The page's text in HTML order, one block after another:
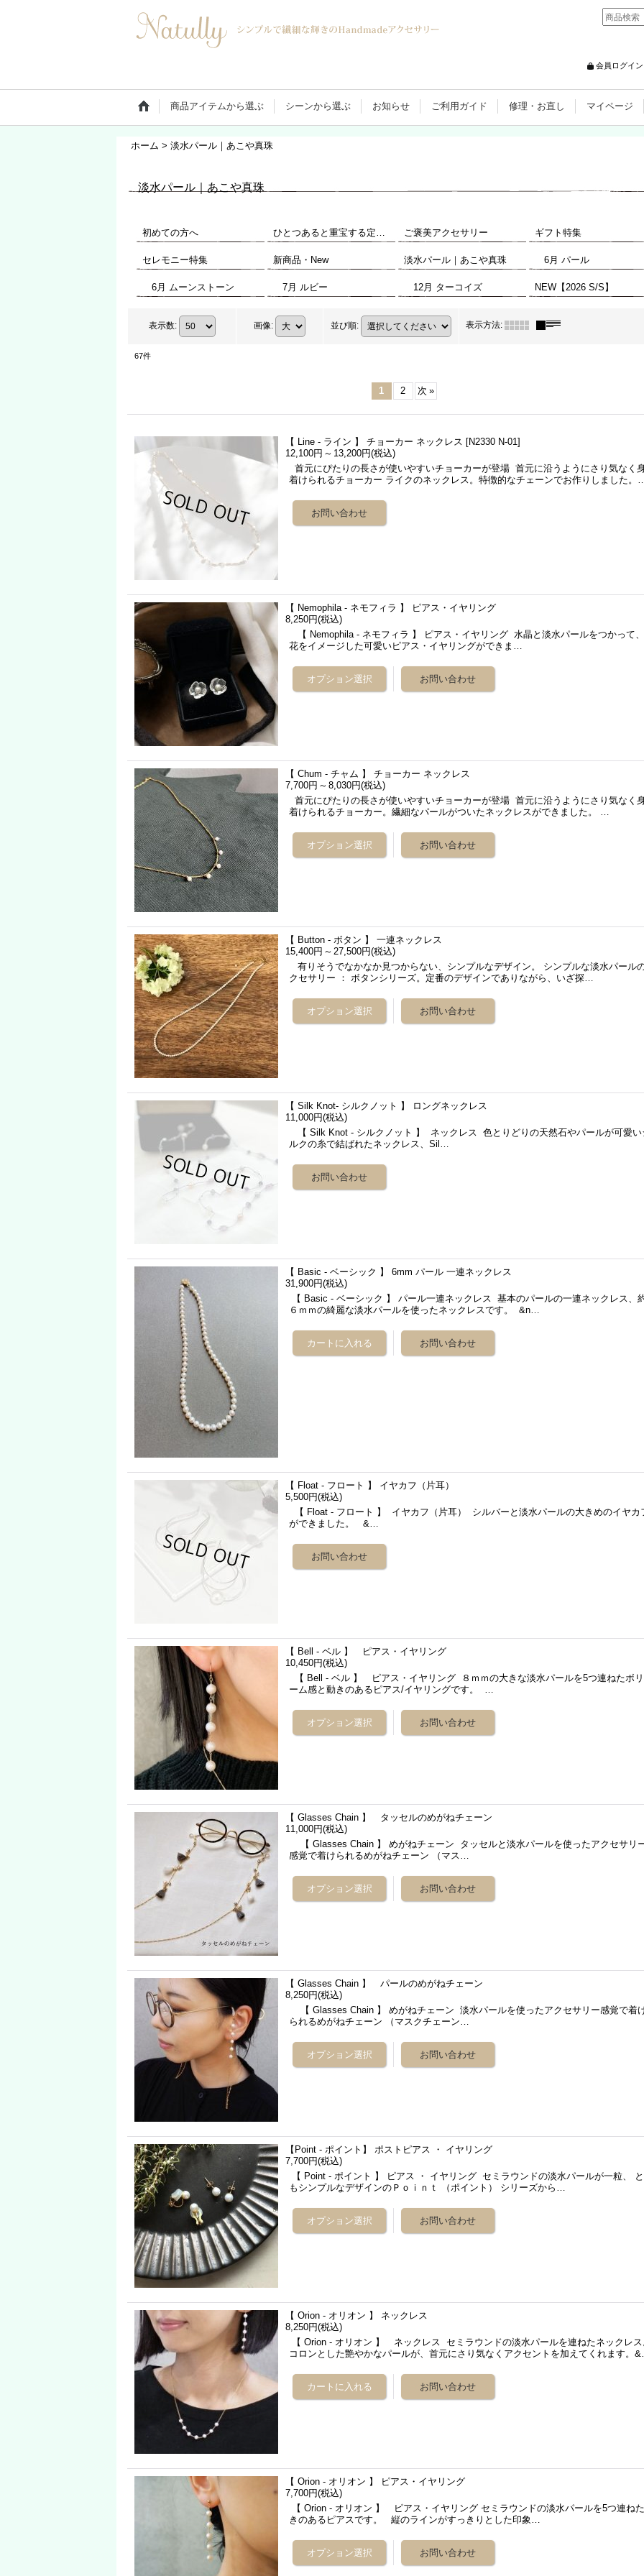
会員ログイン
商品アイテムから選ぶ シーンから選ぶ お知らせ ご利用ガイド 修理・お直し マイページ
ホーム > 淡水パール｜あこや真珠
淡水パール｜あこや真珠
初めての方へ ひとつあると重宝する定番アクセサリー ご褒美アクセサリー ギフト特集
セレモニー特集 新商品・New 淡水パール｜あこや真珠 6月 パール
6月 ムーンストーン 7月 ルビー 12月 ターコイズ NEW【2026 S/S】
表示数: 画像: 並び順: 表示方法:
67件
1 2 次 »
【 Line - ライン 】 チョーカー ネックレス [N2330 N-01]
12,100円 ～ 13,200円(税込)
首元にぴたりの長さが使いやすいチョーカーが登場 首元に沿うようにさり気なく
着けられるチョーカー ライクのネックレス。特徴的なチェーンでお作りしました。
【 Nemophila - ネモフィラ 】 ピアス・イヤリング
8,250円(税込)
【 Nemophila - ネモフィラ 】 ピアス・イヤリング 水晶と淡水パールをつかって
花をイメージした可愛いピアス・イヤリングができま…
【 Chum - チャム 】 チョーカー ネックレス
7,700円 ～ 8,030円(税込)
首元にぴたりの長さが使いやすいチョーカーが登場 首元に沿うようにさり気なく
着けられるチョーカー。繊細なパールがついたネックレスができました。 …
【 Button - ボタン 】 一連ネックレス
15,400円 ～ 27,500円(税込)
有りそうでなかなか見つからない、シンプルなデザイン。 シンプルな淡水パール
クセサリー ： ボタンシリーズ。定番のデザインでありながら、いざ探…
【 Silk Knot- シルクノット 】 ロングネックレス
11,000円(税込)
【 Silk Knot - シルクノット 】 ネックレス 色とりどりの天然石やパールが可愛い
ルクの糸で結ばれたネックレス、Sil…
【 Basic - ベーシック 】 6mm パール 一連ネックレス
31,900円(税込)
【 Basic - ベーシック 】 パール一連ネックレス 基本のパールの一連ネックレス、
６ｍｍの綺麗な淡水パールを使ったネックレスです。 &n…
【 Float - フロート 】 イヤカフ（片耳）
5,500円(税込)
【 Float - フロート 】 イヤカフ（片耳） シルバーと淡水パールの大きめのイヤカ
ができました。 &…
【 Bell - ベル 】 ピアス・イヤリング
10,450円(税込)
【 Bell - ベル 】 ピアス・イヤリング ８ｍｍの大きな淡水パールを5つ連ねたボ
ーム感と動きのあるピアス/イヤリングです。 …
【 Glasses Chain 】 タッセルのめがねチェーン
11,000円(税込)
【 Glasses Chain 】 めがねチェーン タッセルと淡水パールを使ったアクセサリ
感覚で着けられるめがねチェーン （マス…
【 Glasses Chain 】 パールのめがねチェーン
8,250円(税込)
【 Glasses Chain 】 めがねチェーン 淡水パールを使ったアクセサリー感覚で着
られるめがねチェーン （マスクチェーン…
【Point - ポイント】 ポストピアス ・ イヤリング
7,700円(税込)
【 Point - ポイント 】 ピアス ・ イヤリング セミラウンドの淡水パールが一粒、
もシンプルなデザインのＰｏｉｎｔ （ポイント） シリーズから…
【 Orion - オリオン 】 ネックレス
8,250円(税込)
【 Orion - オリオン 】 ネックレス セミラウンドの淡水パールを連ねたネックレ
コロンとした艶やかなパールが、首元にさり気なくアクセントを加えてくれます。
【 Orion - オリオン 】 ピアス・イヤリング
7,700円(税込)
【 Orion - オリオン 】 ピアス・イヤリング セミラウンドの淡水パールを5つ連ね
きのあるピアスです。 縦のラインがすっきりとした印象…